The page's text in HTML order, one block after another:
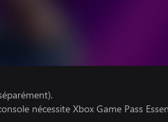
nécessite Xbox Game Pass